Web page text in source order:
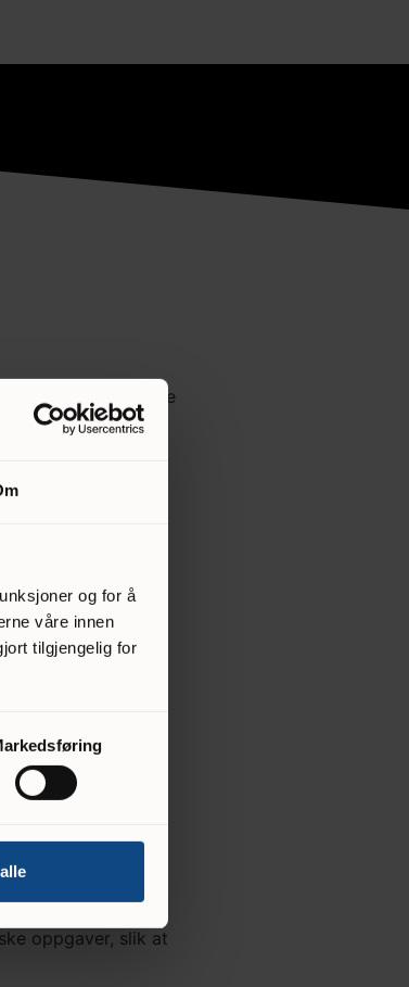
og for å
våre innen
tilgjengelig for
behov. Dette
og bli tatt godt
sørge for at
miljø
passer som
oppgaver, slik at